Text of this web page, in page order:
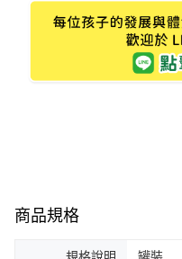
商品規格